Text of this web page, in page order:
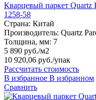
Кварцевый паркет Quartz
1258-58
Страна: Китай
Производитель: Quartz
Толщина, мм: 7
5 890 руб./м2
10 920,06 руб./упак
Рассчитать стоимость
В избранное В избранном
Сравнить